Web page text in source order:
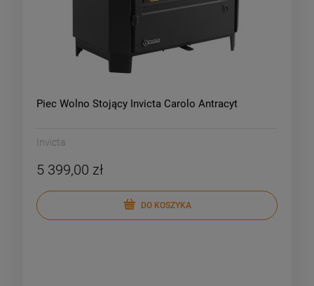
Piec Wolno Stojący Invicta Carolo Antracyt
Invicta
5 399,00 zł
DO KOSZYKA